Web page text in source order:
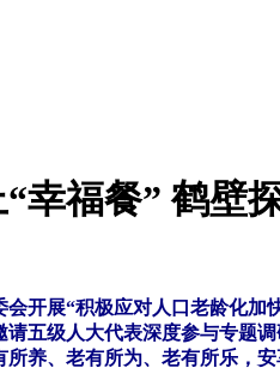
福餐” 鹤壁
开展“积极应对人口老龄化
五级人大代表深度参与专题
养、老有所为、老有所乐，安